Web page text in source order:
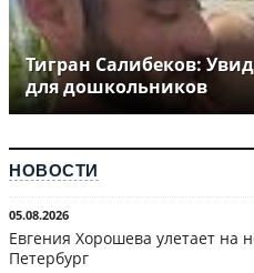
Тигран Салибеков:
для дошкольников
НОВОСТИ
05.08.2026
Евгения Хорошева улетает на
Петербург